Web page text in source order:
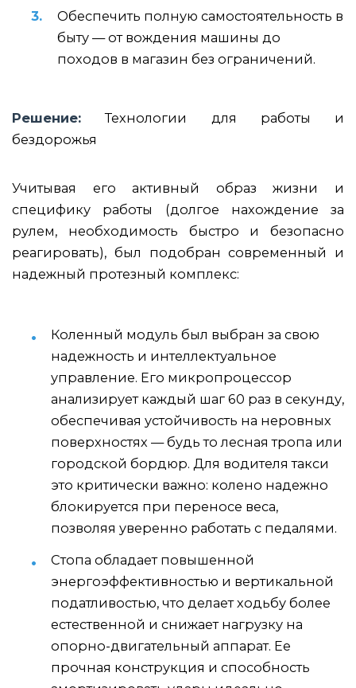
Обеспечить полную самостоятельность в
быту — от вождения машины до
походов в магазин без ограничений.
Решение: Технологии для работы и
бездорожья
Учитывая его активный образ жизни и
специфику работы (долгое нахождение за
рулем, необходимость быстро и безопасно
реагировать), был подобран современный и
надежный протезный комплекс:
Коленный модуль был выбран за свою
надежность и интеллектуальное
управление. Его микропроцессор
анализирует каждый шаг 60 раз в секунду,
обеспечивая устойчивость на неровных
поверхностях — будь то лесная тропа или
городской бордюр. Для водителя такси
это критически важно: колено надежно
блокируется при переносе веса,
позволяя уверенно работать с педалями.
Стопа обладает повышенной
энергоэффективностью и вертикальной
податливостью, что делает ходьбу более
естественной и снижает нагрузку на
опорно-двигательный аппарат. Ее
прочная конструкция и способность